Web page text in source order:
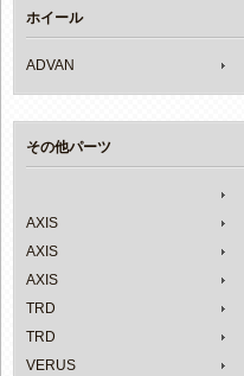
ホイール
ADVAN
その他パーツ
AXIS
AXIS
AXIS
TRD
TRD
VERUS